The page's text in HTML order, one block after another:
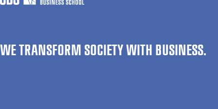
WE TRANSFORM SOCIETY WITH BUSINESS.